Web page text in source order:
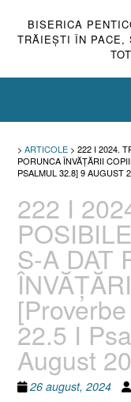
BISERICA
TRĂIEŞTI ÎN PACE,
> ARTICOLE > 222 I 2024.
PORUNCA ÎNVĂȚĂRII
PSALMUL 32.8] 9 AUGUST
222 I
S-A DAT
22.5 I
August
26 august, 2024